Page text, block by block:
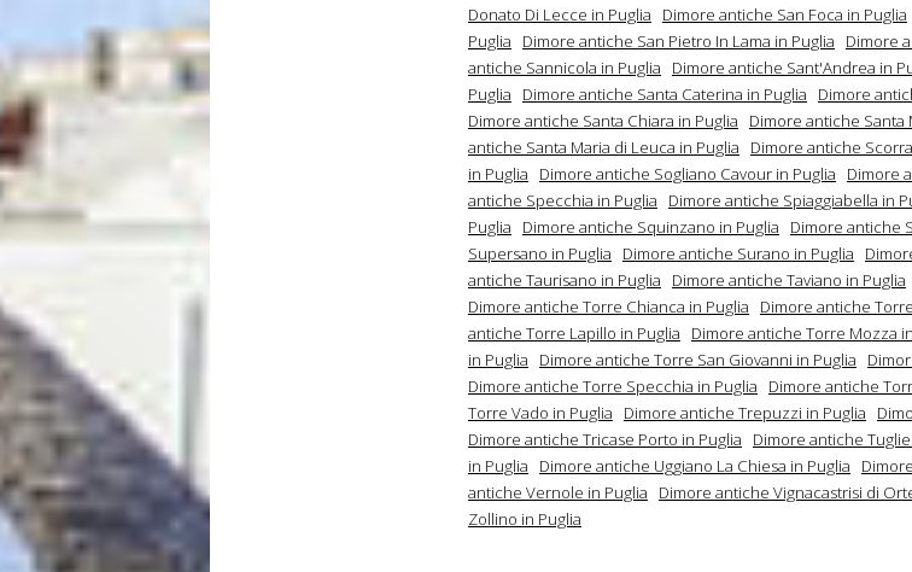
Donato Di Lecce in Puglia
Dimore antiche San Foca in Puglia
Puglia
Dimore antiche San Pietro In Lama in Puglia Dimore
antiche Sannicola in Puglia
Dimore antiche Sant'Andrea in
Puglia
Dimore antiche Santa Caterina in Puglia
Dimore
Dimore antiche Santa Chiara in Puglia
Dimore antiche Santa
antiche Santa Maria di Leuca in Puglia
Dimore antiche
in Puglia
Dimore antiche Sogliano Cavour in Puglia Dimore
antiche Specchia in Puglia
Dimore antiche Spiaggiabella in
Puglia
Dimore antiche Squinzano in Puglia Dimore antiche
Supersano in Puglia
Dimore antiche Surano in Puglia
antiche Taurisano in Puglia
Dimore antiche Taviano in Puglia
Dimore antiche Torre Chianca in Puglia
Dimore antiche
antiche Torre Lapillo in Puglia
Dimore antiche Torre Mozza
in Puglia
Dimore antiche Torre San Giovanni in Puglia
Dimore antiche Torre Specchia in Puglia
Dimore antiche
Torre Vado in Puglia
Dimore antiche Trepuzzi in Puglia
Dimore antiche Tricase Porto in Puglia
Dimore antiche
in Puglia
Dimore antiche Uggiano La Chiesa in Puglia
antiche Vernole in Puglia
Dimore antiche Vignacastrisi di
Zollino in Puglia